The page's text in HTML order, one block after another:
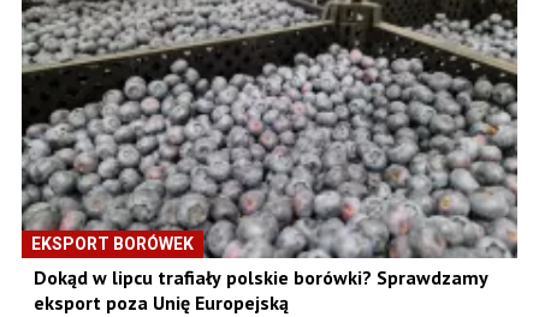
EKSPORT BORÓWEK
Dokąd w lipcu trafiały polskie borówki? Sprawdzamy
eksport poza Unię Europejską